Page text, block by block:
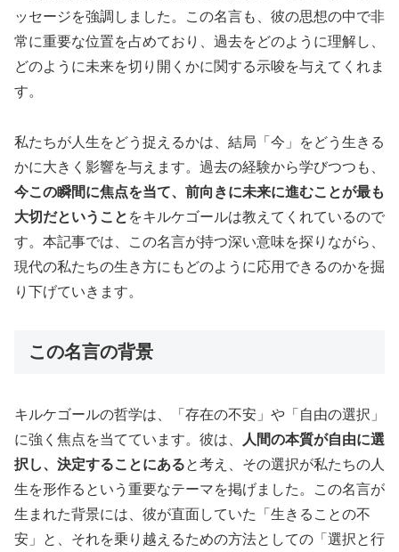
ッセージを強調しました。この名言も、彼の思想の中で非
常に重要な位置を占めており、過去をどのように理解し、
どのように未来を切り開くかに関する示唆を与えてくれま
す。
私たちが人生をどう捉えるかは、結局「今」をどう生きる
かに大きく影響を与えます。過去の経験から学びつつも、
今この瞬間に焦点を当て、前向きに未来に進むことが最も
大切だということ をキルケゴールは教えてくれているので
す。本記事では、この名言が持つ深い意味を探りながら、
現代の私たちの生き方にもどのように応用できるのかを掘
り下げていきます。
この名言の背景
キルケゴールの哲学は、「存在の不安」や「自由の選択」
に強く焦点を当てています。彼は、
人間の本質が自由に選
択し、決定することにあると考え、その選択が私たちの人
生を形作るという重要なテーマを掲げました。この名言が
生まれた背景には、彼が直面していた「生きることの不
安」と、それを乗り越えるための方法としての「選択と行